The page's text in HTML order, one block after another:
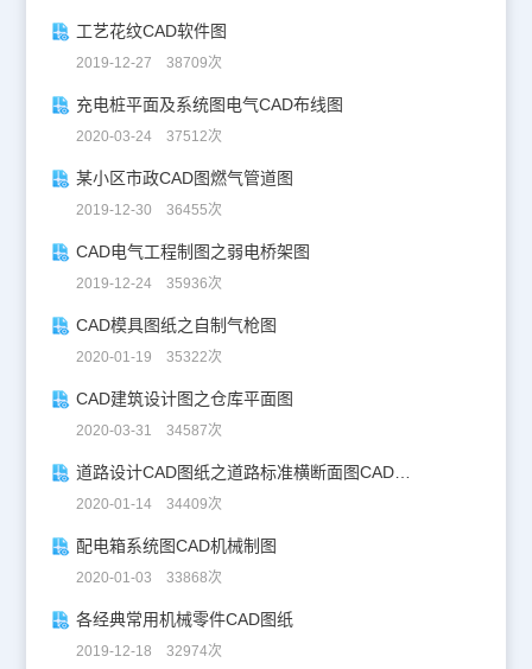
工艺花纹CAD软件图
2019-12-27 38709次
充电桩平面及系统图电气CAD布线图
2020-03-24 37512次
某小区市政CAD图燃气管道图
2019-12-30 36455次
CAD电气工程制图之弱电桥架图
2019-12-24 35936次
CAD模具图纸之自制气枪图
2020-01-19 35322次
CAD建筑设计图之仓库平面图
2020-03-31 34587次
道路设计CAD图纸之道路标准横断面图CAD图纸
2020-01-14 34409次
配电箱系统图CAD机械制图
2020-01-03 33868次
各经典常用机械零件CAD图纸
2019-12-18 32974次